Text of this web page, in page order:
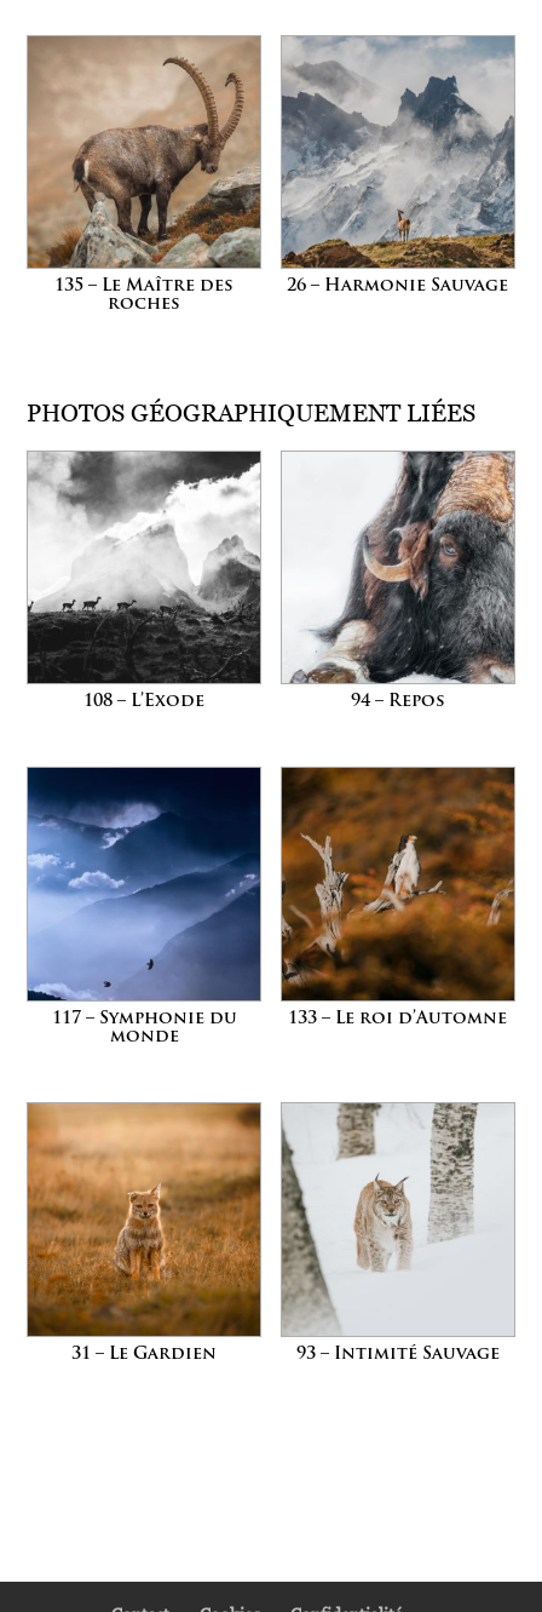
135 – Le Maître des
roches
26 – Harmonie Sauvage
PHOTOS GÉOGRAPHIQUEMENT LIÉES
108 – L’Exode 94 – Repos
117 – Symphonie du
monde
133 – Le roi d’Automne
31 – Le Gardien 93 – Intimité Sauvage